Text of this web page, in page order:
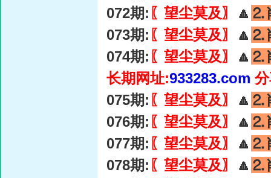
072期: 〖望尘莫及〗 🔼 ⒉
073期: 〖望尘莫及〗 🔼 ⒉
074期: 〖望尘莫及〗 🔼 ⒉
长期网址:933283.com
075期: 〖望尘莫及〗 🔼 ⒉
076期: 〖望尘莫及〗 🔼 ⒉
077期: 〖望尘莫及〗 🔼 ⒉
078期: 〖望尘莫及〗 🔼 ⒉